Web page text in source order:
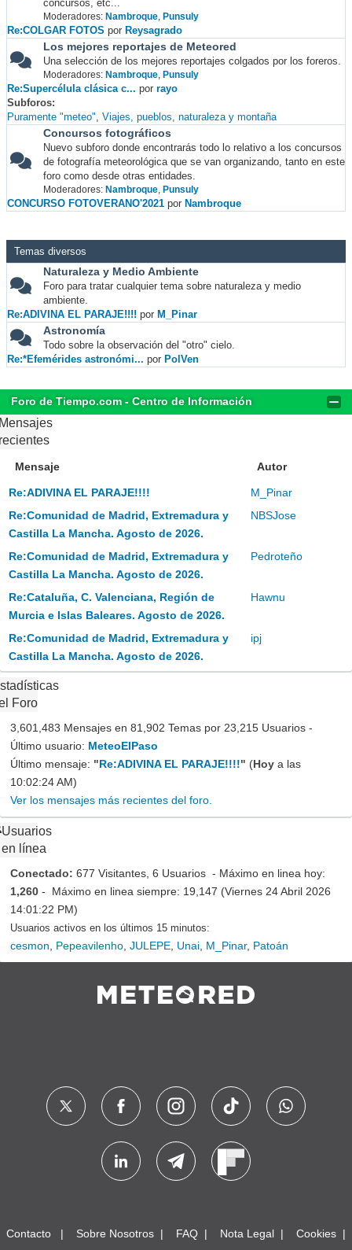
concursos, etc...
Moderadores: Nambroque, Punsuly
Re:COLGAR FOTOS por Reysagrado
Los mejores reportajes de Meteored
Una selección de los mejores reportajes colgados por los foreros.
Moderadores: Nambroque, Punsuly
Re:Supercélula clásica c... por rayo
Subforos
Puramente "meteo" Viajes, pueblos, naturaleza y montaña
Concursos fotográficos
Nuevo subforo donde encontrarás todo lo relativo a los concursos
de fotografía meteorológica que se van organizando, tanto en este
foro como desde otras entidades.
Moderadores: Nambroque, Punsuly
CONCURSO FOTOVERANO'2021 por Nambroque
Temas diversos
Naturaleza y Medio Ambiente
Foro para tratar cualquier tema sobre naturaleza y medio
ambiente.
Re:ADIVINA EL PARAJE!!!! por M_Pinar
Astronomía
Todo sobre la observación del "otro" cielo.
Re:*Efemérides astronómi... por PolVen
Foro de Tiempo.com - Centro de Información
Mensaje Autor
Re:ADIVINA EL PARAJE!!!!
M_Pinar
Re:Comunidad de Madrid, Extremadura y
Castilla La Mancha. Agosto de 2026.
NBSJose
Re:Comunidad de Madrid, Extremadura y
Castilla La Mancha. Agosto de 2026.
Pedroteño
Re:Cataluña, C. Valenciana, Región de
Murcia e Islas Baleares. Agosto de 2026.
Hawnu
Re:Comunidad de Madrid, Extremadura y
Castilla La Mancha. Agosto de 2026.
ipj
Foro
3,601,483 Mensajes en 81,902 Temas por 23,215 Usuarios -
Último usuario: MeteoElPaso
Último mensaje: "Re:ADIVINA EL PARAJE!!!!" (Hoy a las
10:02:24 AM)
Ver los mensajes más recientes del foro.
Usuarios
en línea
Conectado: 677 Visitantes, 6 Usuarios - Máximo en linea hoy:
1,260 - Máximo en linea siempre: 19,147 (Viernes 24 Abril 2026
14:01:22 PM)
Usuarios activos en los últimos 15 minutos:
cesmon Pepeavilenho JULEPE Unai M_Pinar, Patoán
Contacto Sobre Nosotros FAQ Nota Legal Cookies